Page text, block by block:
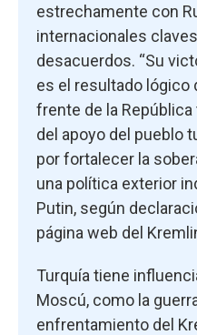
estrechamente con
internacionales
desacuerdos. “Su
es el resultado lógico
frente de la República
del apoyo del pueblo
por fortalecer la
una política exterior
Putin, según
página web del
Turquía tiene
Moscú, como la
enfrentamiento del